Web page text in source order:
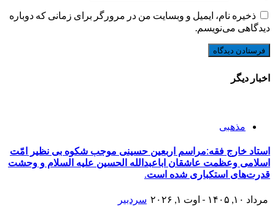
ذخیره نام، ایمیل و وبسایت من در مرورگر برای زمانی که دوباره
دیدگاهی می‌نویسم.
اخبار دیگر
مذهبی
استاد خارج فقه:مراسم اربعین حسینی موجب شکوه بی نظیر امّت
اسلامی وعظمت عاشقان اباعبدالله الحسین علیه السلام و وحشت
قدرت‌های استکباری شده است.
مرداد ۱۰, ۱۴۰۵ - اوت ۱, ۲۰۲۶ سردبیر